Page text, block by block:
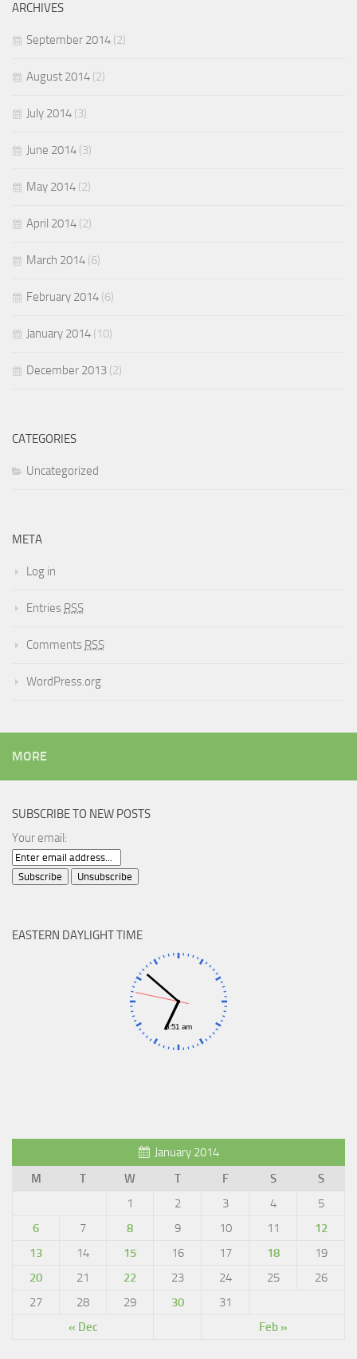
ARCHIVES
September 2014 (2)
August 2014 (2)
July 2014 (3)
June 2014 (3)
May 2014 (2)
April 2014 (2)
March 2014 (6)
February 2014 (6)
January 2014 (10)
December 2013 (2)
CATEGORIES
Uncategorized
META
Log in
Entries RSS
Comments RSS
WordPress.org
MORE
SUBSCRIBE TO NEW POSTS
Your email:
EASTERN DAYLIGHT TIME
January 2014
M
T W T F S S
« Dec Feb »
1 2 3 4
5
6
7 8 9 10 11
12
13
14 15 16 17 18
19
20
21 22 23 24 25
26
27
28 29 30 31